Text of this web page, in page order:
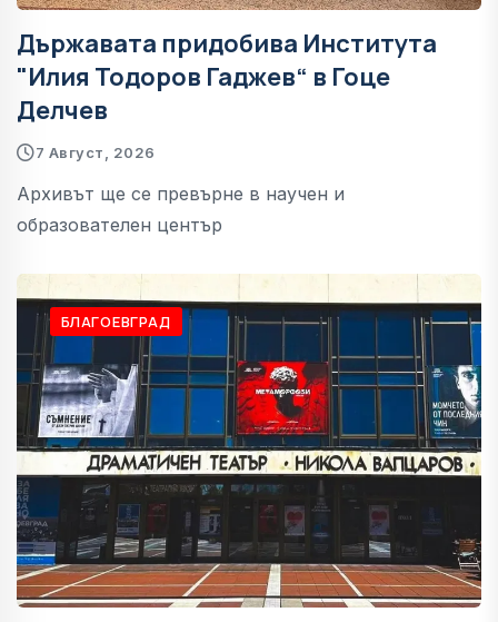
Държавата придобива Института
"Илия Тодоров Гаджев“ в Гоце
Делчев
7 Август, 2026
Архивът ще се превърне в научен и
образователен център
БЛАГОЕВГРАД